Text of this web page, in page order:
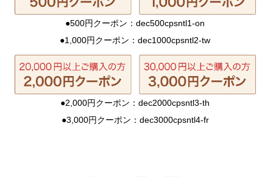
●500円クーポン：dec500cpsntl1-on
●1,000円クーポン：dec1000cpsntl2-tw
●2,000円クーポン：dec2000cpsntl3-th
●3,000円クーポン：dec3000cpsntl4-fr